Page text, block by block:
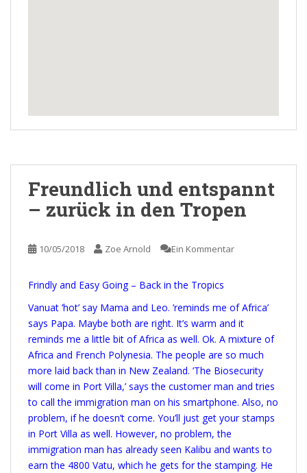
Freundlich und entspannt
– zurück in den Tropen
10/05/2018 Zoe Arnold Ein Kommentar
Frindly and Easy Going – Back in the Tropics
Vanuat ’hot’ say Mama and Leo. ’reminds me of Africa’
says Papa. Maybe both are right. It’s warm and it
reminds me a little bit of Africa as well. Ok. A mixture of
Africa and French Polynesia. The people are so much
more laid back than in New Zealand. ’The Biosecurity
will come in Port Villa,’ says the customer man and tries
to call the immigration man on his smartphone. Also, no
problem, if he doesn’t come. You’ll just get your stamps
in Port Villa as well. However, no problem, the
immigration man has already seen Kalibu and wants to
earn the 4800 Vatu, which he gets for the stamping. He